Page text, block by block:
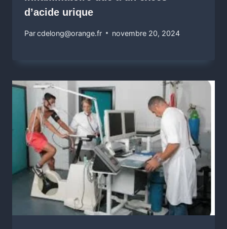
d’acide urique
Parcdelong@orange.fr novembre 20, 2024